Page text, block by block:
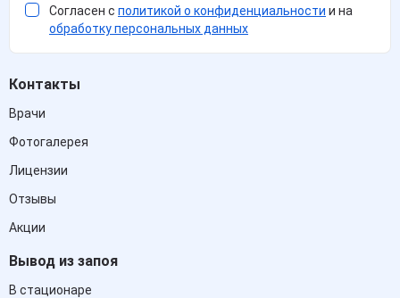
Согласен с политикой о конфиденциальности и на
обработку персональных данных
Контакты
Врачи
Фотогалерея
Лицензии
Отзывы
Акции
Вывод из запоя
В стационаре